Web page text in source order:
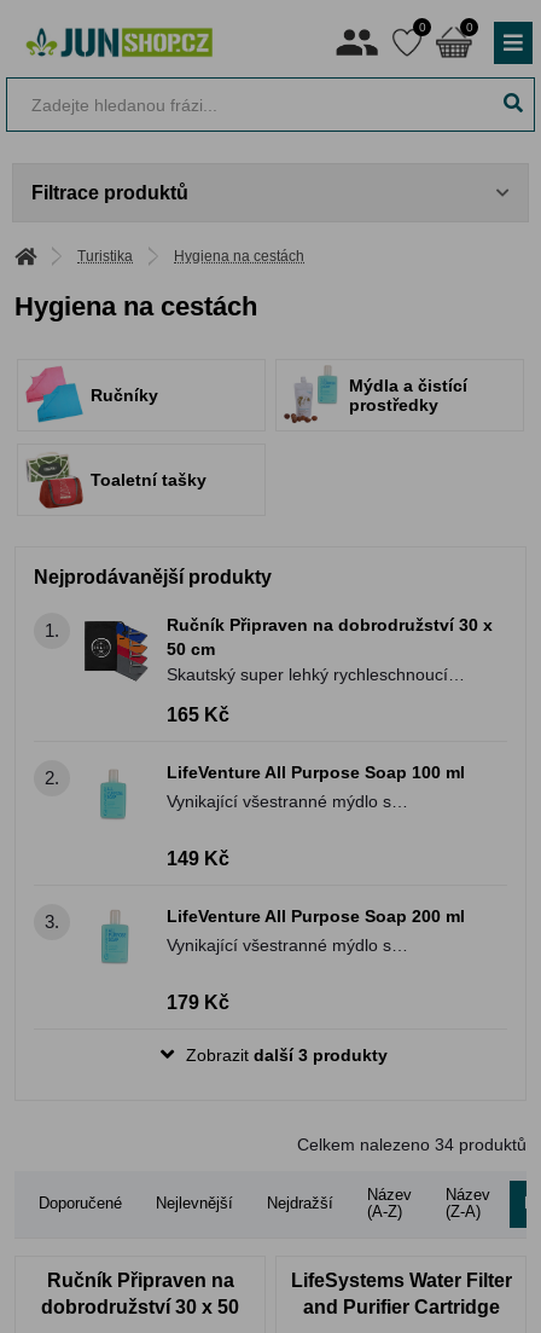
0 0
Filtrace produktů
Turistika Hygiena na cestách
Hygiena na cestách
Ručníky
Mýdla a čistící
prostředky
Toaletní tašky
Nejprodávanější produkty
1.
Ručník Připraven na dobrodružství 30 x
50 cm
Skautský super lehký rychleschnoucí
165 Kč
2.
LifeVenture All Purpose Soap 100 ml
Vynikající všestranné mýdlo s
149 Kč
3.
LifeVenture All Purpose Soap 200 ml
Vynikající všestranné mýdlo s
179 Kč
Zobrazit další 3 produkty
Celkem nalezeno 34 produktů
Doporučené Nejlevnější Nejdražší
Název
(A-Z)
Název
(Z-A)
Ručník Připraven na
dobrodružství 30 x 50
LifeSystems Water Filter
and Purifier Cartridge